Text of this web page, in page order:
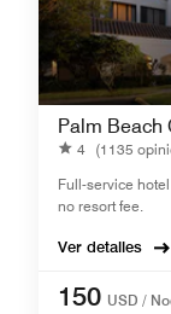
Palm Beach
4 (1135
Full-service
no resort fee.
Ver detalles
150 USD /